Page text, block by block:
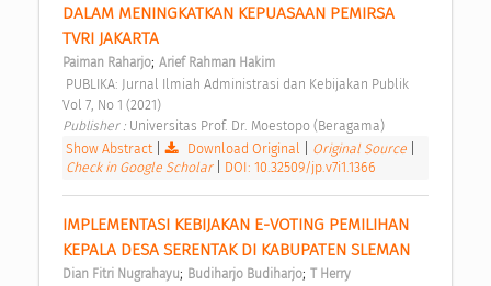
DALAM MENINGKATKAN KEPUASAAN PEMIRSA
TVRI JAKARTA
Paiman Raharjo; Arief Rahman Hakim
Vol 7, No 1 (2021)
Publisher : Universitas Prof. Dr. Moestopo (Beragama)
Show Abstract
Download Original Original Source
Check in Google Scholar
DOI: 10.32509/jp.v7i1.1366
IMPLEMENTASI KEBIJAKAN E-VOTING PEMILIHAN
KEPALA DESA SERENTAK DI KABUPATEN SLEMAN
Dian Fitri Nugrahayu; Budiharjo Budiharjo; T Herry